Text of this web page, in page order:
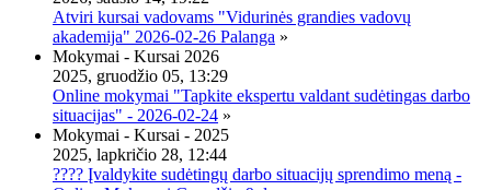
Atviri kursai vadovams "Vidurinės grandies vadovų
akademija" 2026-02-26 Palanga »
Mokymai - Kursai 2026
2025, gruodžio 05, 13:29
Online mokymai "Tapkite ekspertu valdant sudėtingas darbo
situacijas" - 2026-02-24 »
Mokymai - Kursai - 2025
2025, lapkričio 28, 12:44
???? Įvaldykite sudėtingų darbo situacijų sprendimo meną -